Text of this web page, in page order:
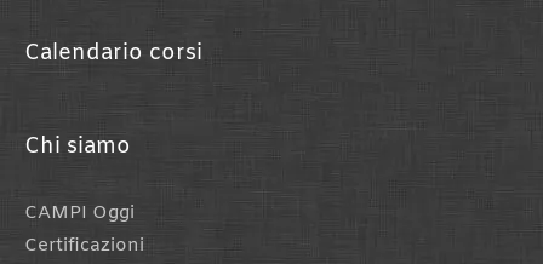
Calendario corsi
Chi siamo
CAMPI Oggi
Certificazioni